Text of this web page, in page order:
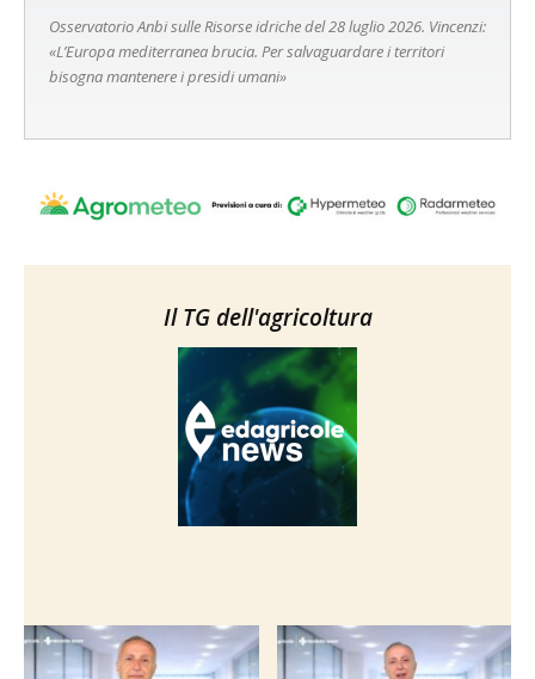
Osservatorio Anbi sulle Risorse idriche del 28 luglio 2026. Vincenzi:
«L’Europa mediterranea brucia. Per salvaguardare i territori
bisogna mantenere i presidi umani»
Il TG dell'agricoltura